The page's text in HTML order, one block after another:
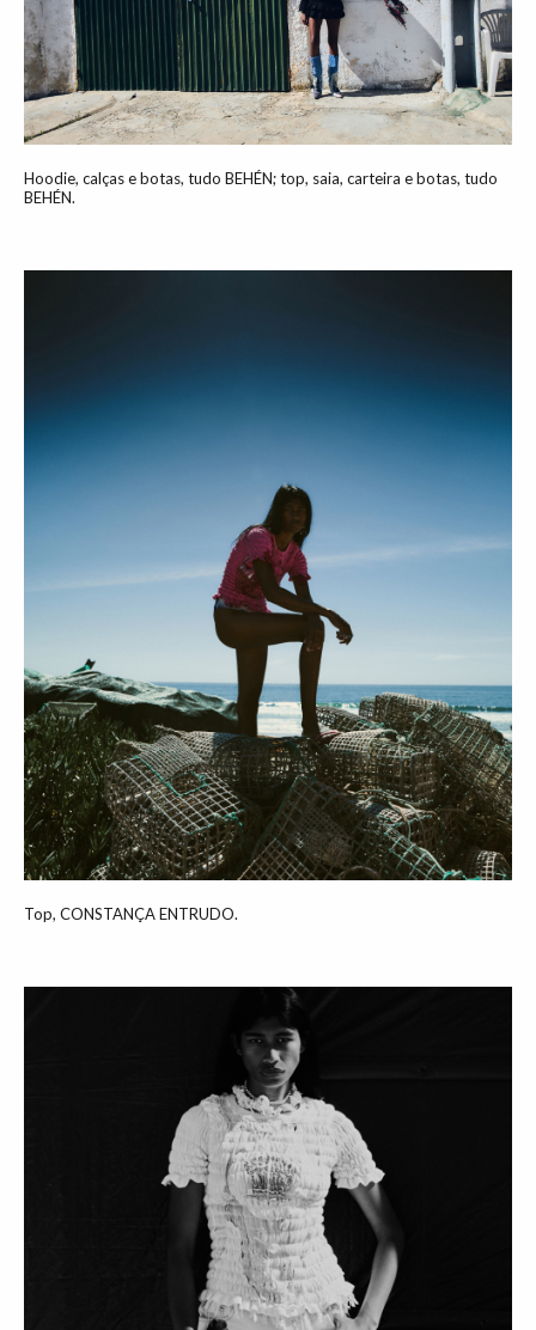
Hoodie, calças e botas, tudo BEHÉN; top, saia, carteira e botas, tudo
BEHÉN.
Top, CONSTANÇA ENTRUDO.